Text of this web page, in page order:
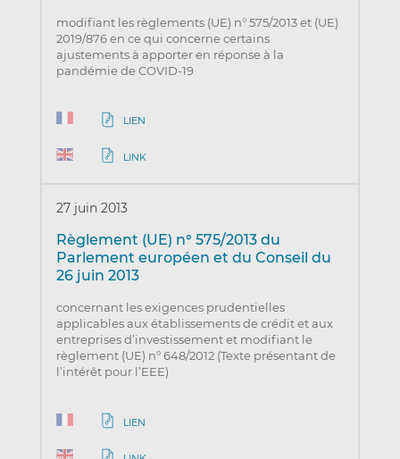
modifiant les règlements (UE) n° 575/2013 et (UE)
2019/876 en ce qui concerne certains
ajustements à apporter en réponse à la
pandémie de COVID-19
LIEN
LINK
27 juin 2013
Règlement (UE) n° 575/2013 du
Parlement européen et du Conseil du
26 juin 2013
concernant les exigences prudentielles
applicables aux établissements de crédit et aux
entreprises d’investissement et modifiant le
règlement (UE) n° 648/2012 (Texte présentant de
l’intérêt pour l’EEE)
LIEN